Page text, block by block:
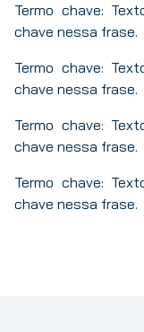
Termo chave:
chave nessa frase.
Termo chave:
chave nessa frase.
Termo chave:
chave nessa frase.
Termo chave:
chave nessa frase.